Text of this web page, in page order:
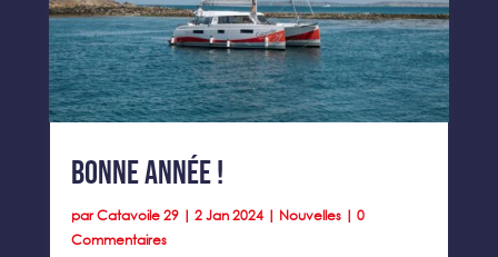
Bonne Année !
parCatavoile 29| 2 Jan 2024| Nouvelles| 0
Commentaires